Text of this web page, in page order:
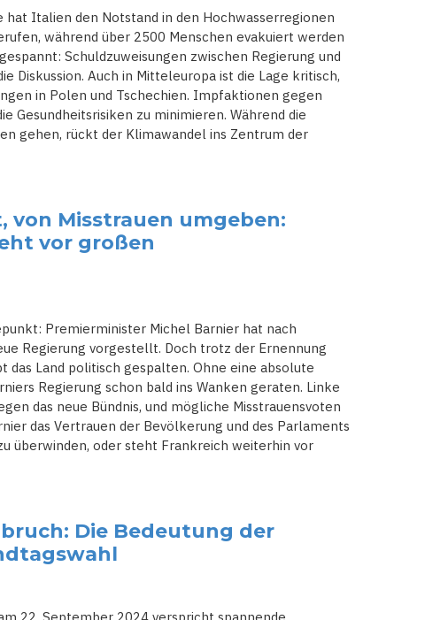
Italien den Notstand in den Hochwasserregionen
während über 2500 Menschen evakuiert werden
Schuldzuweisungen zwischen Regierung und
Diskussion. Auch in Mitteleuropa ist die Lage kritisch,
in Polen und Tschechien. Impfaktionen gegen
Gesundheitsrisiken zu minimieren. Während die
gehen, rückt der Klimawandel ins Zentrum der
von Misstrauen umgeben:
vor großen
Premierminister Michel Barnier hat nach
Regierung vorgestellt. Doch trotz der Ernennung
Land politisch gespalten. Ohne eine absolute
Regierung schon bald ins Wanken geraten. Linke
das neue Bündnis, und mögliche Misstrauensvoten
das Vertrauen der Bevölkerung und des Parlaments
überwinden, oder steht Frankreich weiterhin vor
Die Bedeutung der